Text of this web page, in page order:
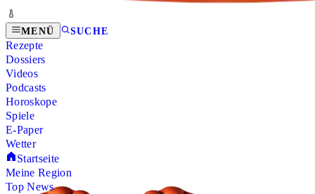
MENÜ SUCHE
Rezepte
Dossiers
Videos
Podcasts
Horoskope
Spiele
E-Paper
Wetter
Startseite
Meine Region
Top News